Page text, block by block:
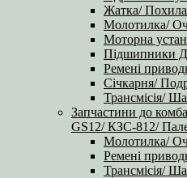
Жатка/ Похила
Молотилка/
Моторна
Підшипники
Ремені
Січкарня/
Трансмісія/
Запчастини до
GS12/ КЗС-812/
Молотилка/
Ремені
Трансмісія/